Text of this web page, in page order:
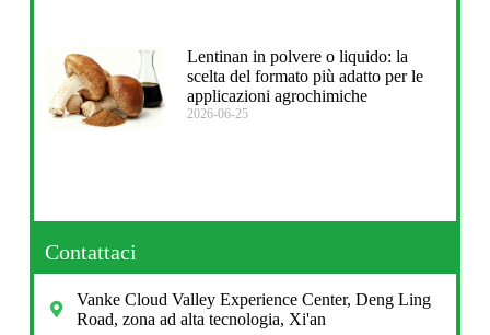
Lentinan in polvere o liquido: la
scelta del formato più adatto per le
applicazioni agrochimiche
2026-06-25
Contattaci
Vanke Cloud Valley Experience Center, Deng Ling
Road, zona ad alta tecnologia, Xi'an